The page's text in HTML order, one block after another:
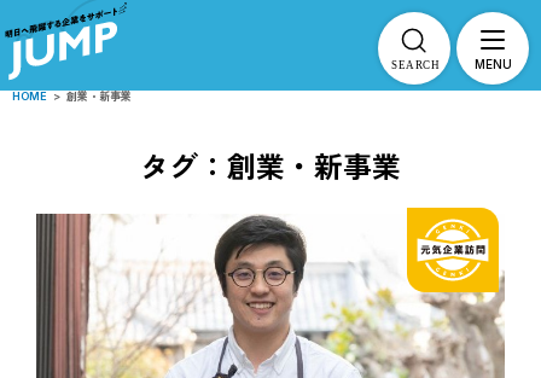
MENU
HOME > 創業・新事業
タグ：創業・新事業